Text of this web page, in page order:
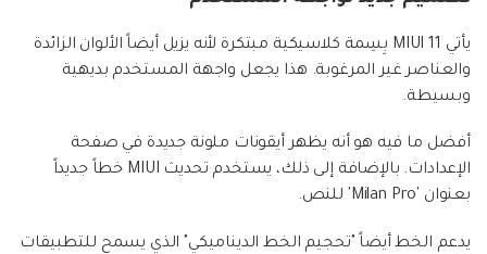
يأتي MIUI 11 بِسِمة كلاسيكية مبتكرة لأنه يزيل أيضاً الألوان الزائدة
والعناصر غير المرغوبة. هذا يجعل واجهة المستخدم بديهية
وبسيطة.
أفضل ما فيه هو أنه يظهر أيقونات ملونة جديدة في صفحة
الإعدادات. بالإضافة إلى ذلك، يستخدم تحديث MIUI خطاً جديداً
بعنوان 'Milan Pro' للنص.
يدعم الخط أيضاً "تحجيم الخط الديناميكي" الذي يسمح للتطبيقات